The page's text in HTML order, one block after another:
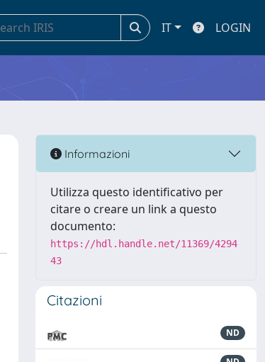
IT LOGIN
Informazioni
Utilizza questo identificativo per
citare o creare un link a questo
documento:
https://hdl.handle.net/11369/4294
43
Citazioni
ND